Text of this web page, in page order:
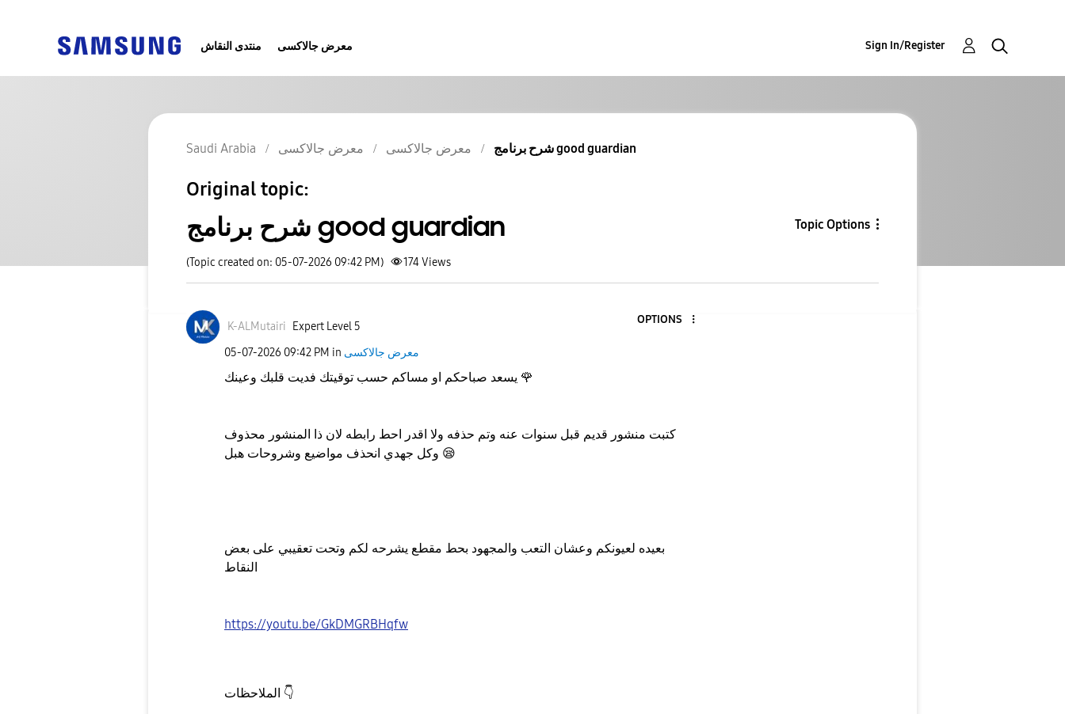
منتدى النقاش معرض جالاكسى Sign In/Register
Saudi Arabia معرض جالاكسى معرض جالاكسى شرح برنامج good guardian
Original topic:
شرح برنامج good guardian Topic Options
(Topic created on: 05-07-2026 09:42 PM) 174Views
K-ALMutairi Expert Level 5
OPTIONS
‎05-07-2026 09:42 PM in معرض جالاكسى
🌹
كتبت منشور قديم قبل سنوات عنه وتم حذفه ولا اقدر احط رابطه لان ذا المنشور محذوف
😪
بعيده لعيونكم وعشان التعب والمجهود بحط مقطع يشرحه لكم وتحت تعقيبي على بعض
https://youtu.be/GkDMGRBHqfw
الملاحظات 👇